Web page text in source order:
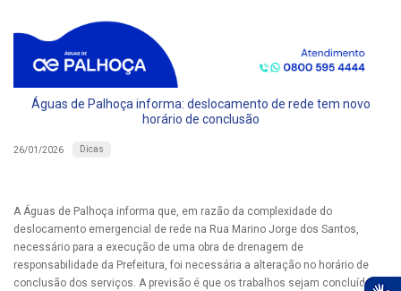
Águas de Palhoça informa: deslocamento de rede tem novo
horário de conclusão
26/01/2026 Dicas
A Águas de Palhoça informa que, em razão da complexidade do
deslocamento emergencial de rede na Rua Marino Jorge dos Santos,
necessário para a execução de uma obra de drenagem de
responsabilidade da Prefeitura, foi necessária a alteração no horário de
conclusão dos serviços. A previsão é que os trabalhos sejam concluídos